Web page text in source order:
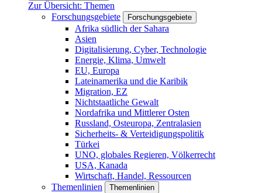
Zur Übersicht: Themen
Forschungsgebiete
Forschungsgebiete
Afrika südlich der Sahara
Asien
Digitalisierung, Cyber, Technologie
Energie, Klima, Umwelt
EU, Europa
Lateinamerika und die Karibik
Migration, EZ
Nichtstaatliche Gewalt
Nordafrika und Mittlerer Osten
Russland, Osteuropa, Zentralasien
Sicherheits- & Verteidigungspolitik
Türkei
UNO, globales Regieren, Völkerrecht
USA, Kanada
Wirtschaft, Handel, Ressourcen
Themenlinien
Themenlinien